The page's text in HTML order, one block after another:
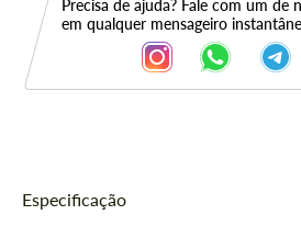
Precisa de ajuda? Fale com um de
em qualquer mensageiro
Descrição
Especificação